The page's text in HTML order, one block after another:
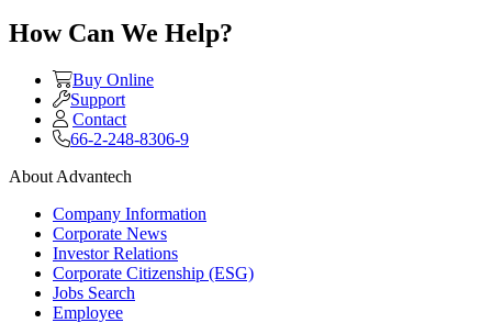
How Can We Help?
Buy Online
Support
Contact
66-2-248-8306-9
About Advantech
Company Information
Corporate News
Investor Relations
Corporate Citizenship (ESG)
Jobs Search
Employee